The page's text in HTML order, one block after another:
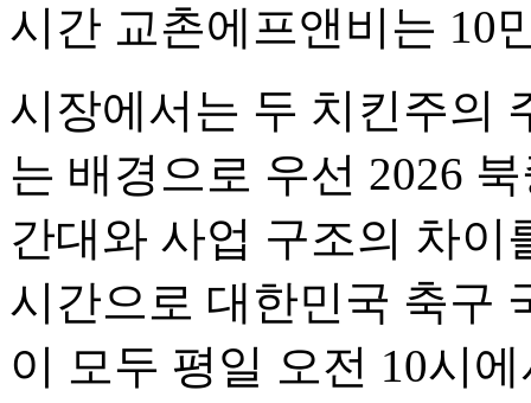
시간 교촌에프앤비는 10
시장에서는 두 치킨주의
는 배경으로 우선 2026
간대와 사업 구조의 차이
시간으로 대한민국 축구
이 모두 평일 오전 10시